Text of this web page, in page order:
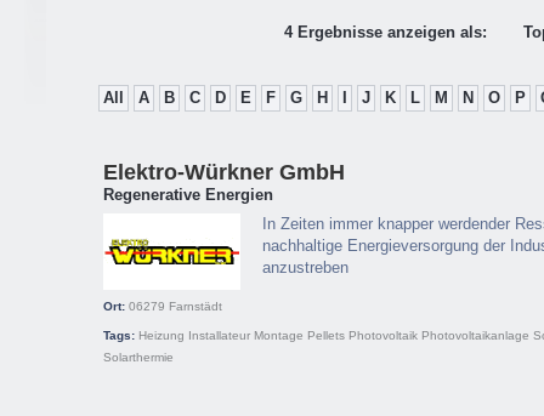
4 Ergebnisse anzeigen als:
All A B C D E F G H J K L M N O P
Elektro-Würkner GmbH
Regenerative Energien
In Zeiten immer knapper werdender
nachhaltige Energieversorgung der
anzustreben
Ort: 06279 Farnstädt
Tags: Heizung Installateur Montage Pellets Photovoltaik Photovoltaikanlage
Solarthermie